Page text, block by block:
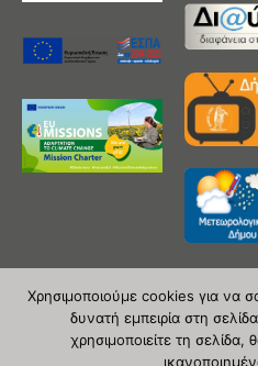
Copyright 2020
Χρησιμοποιούμε cookies για να
δυνατή εμπειρία στη
χρησιμοποιείτε τη